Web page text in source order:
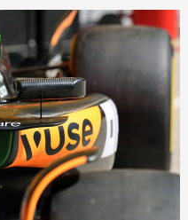
載】ホンダ第4期、苦境と
ングポイント